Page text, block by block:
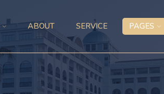
ABOUT SERVICE PAGES